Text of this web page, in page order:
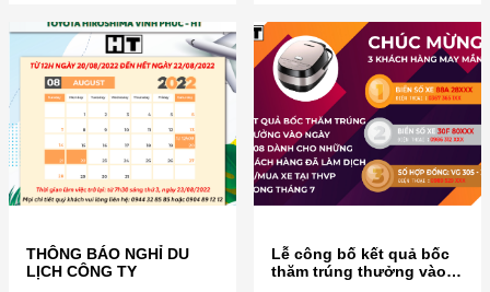
Huyện Bình Xuyên, Tỉnh Vĩnh
Phúc ☎ Hotline: 02113 899
899 ?Zalo:
https://zalo.me/1496322726581833504
?Website:
https://toyotavinhphuc.asia/ ?
Youtube: Đăng ký kênh Youtube
của chúng tôi để xem […]
xe lưu động. Cảm ơn quý khách
hàng đã tham gia lái thử xe, bảo
dưỡng xe cùng THVP Quý
khách […]
THÔNG BÁO NGHỈ DU
LỊCH CÔNG TY
Lễ công bố kết quả bốc
thăm trúng thưởng vào